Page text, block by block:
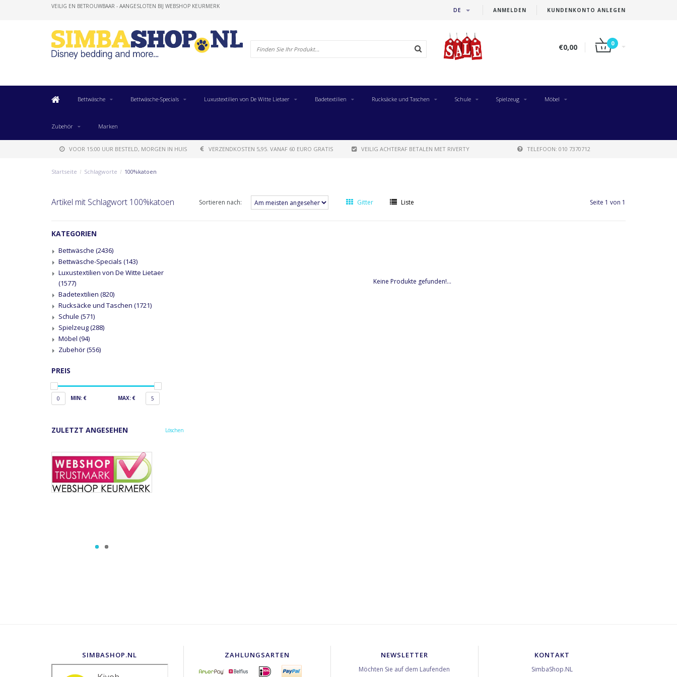
ANMELDEN KUNDENKONTO ANLEGEN
DE
VEILIG EN BETROUWBAAR - AANGESLOTEN BIJ WEBSHOP KEURMERK
€0,00 0
Bettwäsche Bettwäsche-Specials Luxustextilien von De Witte Lietaer Badetextilien Rucksäcke und Taschen Schule Spielzeug Möbel
Zubehör Marken
VOOR 15:00 UUR BESTELD, MORGEN IN HUIS VERZENDKOSTEN 5,95. VANAF 60 EURO GRATIS VEILIG ACHTERAF BETALEN MET RIVERTY TELEFOON: 010 7370712
Startseite / Schlagworte / 100%katoen
Artikel mit Schlagwort 100%katoen Sortieren nach: Gitter Liste Seite 1 von 1
KATEGORIEN
Bettwäsche (2436)
Bettwäsche-Specials (143)
Luxustextilien von De Witte Lietaer
(1577)
Badetextilien (820)
Rucksäcke und Taschen (1721)
Schule (571)
Spielzeug(288)
Möbel (94)
Zubehör(556)
PREIS
0 MIN: € MAX: € 5
ZULETZT ANGESEHEN Löschen
Keine Produkte gefunden!...
SIMBASHOP.NL ZAHLUNGSARTEN NEWSLETTER
Möchten Sie auf dem Laufenden
KONTAKT
SimbaShop.NL